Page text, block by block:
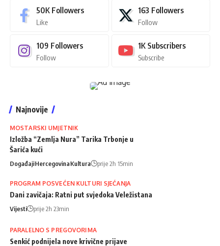
50K Followers
Like
163 Followers
Follow
109 Followers
Follow
1K Subscribers
Subscribe
Najnovije
MOSTARSKI UMJETNIK
Izložba “Zemlja Nura” Tarika Trbonje u
Šarića kući
DogađajiHercegovinaKultura prije 2h 15min
PROGRAM POSVEĆEN KULTURI SJEĆANJA
Dani zavičaja: Ratni put svjedoka Veležistana
Vijesti prije 2h 23min
PARALELNO S PREGOVORIMA
Senkić podnijela nove krivične prijave